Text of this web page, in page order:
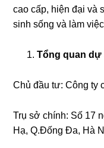
cao cấp, hiện đại và
sinh sống và làm
Tổng quan dự
Chủ đầu tư: Công ty
Trụ sở chính: Số 17
Hạ, Q.Đống Đa, Hà